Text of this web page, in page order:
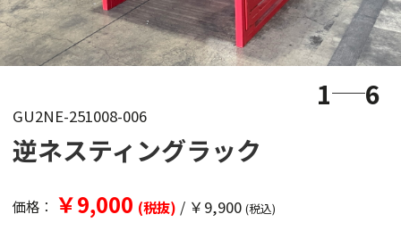
1 6
GU2NE-251008-006
逆ネスティングラック
価格： ￥9,000 (税抜) / ￥9,900 (税込)